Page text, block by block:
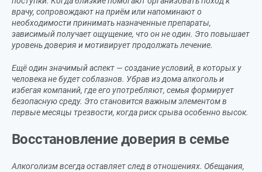
врачу, сопровождают на приём или напоминают о
необходимости принимать назначенные препараты,
зависимый получает ощущение, что он не один. Это повышает
уровень доверия и мотивирует продолжать лечение.
Ещё один значимый аспект — создание условий, в которых у
человека не будет соблазнов. Убрав из дома алкоголь и
избегая компаний, где его употребляют, семья формирует
безопасную среду. Это становится важным элементом в
первые месяцы трезвости, когда риск срыва особенно высок.
Восстановление доверия в семье
Алкоголизм всегда оставляет след в отношениях. Обещания,